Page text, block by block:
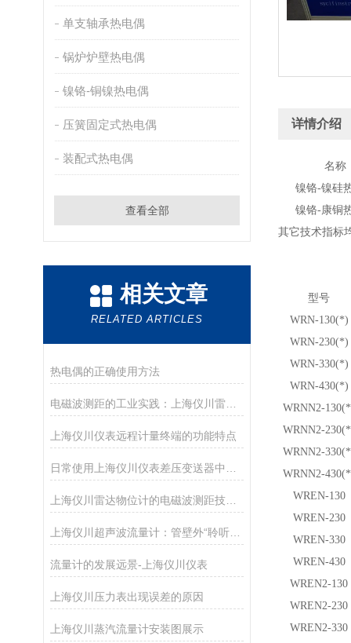
单支轴承热电偶
锅炉炉壁热电偶
镍铬-铜镍热电偶
压簧固定式热电偶
装配式热电偶
查看全部
相关文章
RELATED ARTICLES
热电偶的正确使用方法
上海仪川仪表远程计量终端的功能特点
上海仪川雷达物位计的电磁波测距技术及其在复杂工况中的应用分析
上海仪川超声波流量计：管壁外“聆听”流速的智慧之耳
流量计的发展远景-上海仪川仪表
上海仪川压力表出现误差的原因
上海仪川蒸汽流量计安装图展示
详情介绍
名称
镍铬-镍硅
镍铬-康铜
其它技术指标
型号
WRN-130(*)
WRN-230(*)
WRN-330(*)
WRN-430(*)
WRNN2-
WRNN2-
WRNN2-
WRNN2-
WREN-130
WREN-230
WREN-330
WREN-430
WREN2-130
WREN2-230
WREN2-330